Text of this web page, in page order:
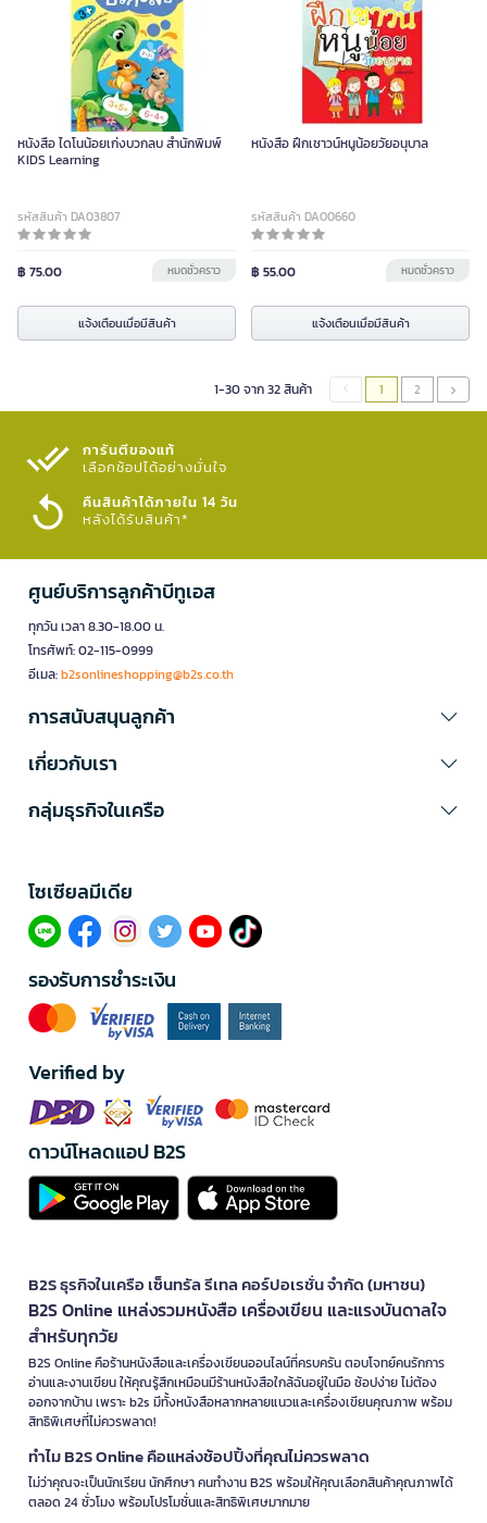
หนังสือ ไดโนน้อยเก่งบวกลบ สำนักพิมพ์
KIDS Learning
รหัสสินค้า DA03807
฿ 75.00 หมดชั่วคราว
แจ้งเตือนเมื่อมีสินค้า
หนังสือ ฝึกเชาวน์หนูน้อยวัยอนุบาล
รหัสสินค้า DA00660
฿ 55.00 หมดชั่วคราว
แจ้งเตือนเมื่อมีสินค้า
1-30 จาก 32 สินค้า 1 2
การันตีของแท้
เลือกช้อปได้อย่างมั่นใจ​
คืนสินค้าได้ภายใน 14 วัน
หลังได้รับสินค้า*
ศูนย์บริการลูกค้าบีทูเอส
ทุกวัน เวลา 8.30-18.00 น.
โทรศัพท์: 02-115-0999
อีเมล:b2sonlineshopping@b2s.co.th
การสนับสนุนลูกค้า
เกี่ยวกับเรา
กลุ่มธุรกิจในเครือ
โซเซียลมีเดีย​
รองรับการชำระเงิน
Verified by
ดาวน์โหลดแอป B2S
B2S ธุรกิจในเครือ เซ็นทรัล รีเทล คอร์ปอเรชั่น จำกัด (มหาชน)
B2S Online แหล่งรวมหนังสือ เครื่องเขียน และแรงบันดาลใจ
สำหรับทุกวัย
B2S Online คือร้านหนังสือและเครื่องเขียนออนไลน์ที่ครบครัน ตอบโจทย์คนรักการ
อ่านและงานเขียน ให้คุณรู้สึกเหมือนมีร้านหนังสือใกล้ฉันอยู่ในมือ ช้อปง่าย ไม่ต้อง
ออกจากบ้าน เพราะ b2s มีทั้งหนังสือหลากหลายแนวและเครื่องเขียนคุณภาพ พร้อม
สิทธิพิเศษที่ไม่ควรพลาด!
ทำไม B2S Online คือแหล่งช้อปปิ้งที่คุณไม่ควรพลาด
ไม่ว่าคุณจะเป็นนักเรียน นักศึกษา คนทำงาน B2S พร้อมให้คุณเลือกสินค้าคุณภาพได้
ตลอด 24 ชั่วโมง พร้อมโปรโมชั่นและสิทธิพิเศษมากมาย